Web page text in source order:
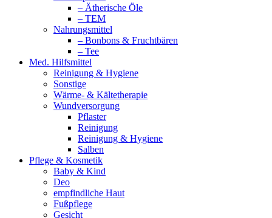
– Ätherische Öle
– TEM
Nahrungsmittel
– Bonbons & Fruchtbären
– Tee
Med. Hilfsmittel
Reinigung & Hygiene
Sonstige
Wärme- & Kältetherapie
Wundversorgung
Pflaster
Reinigung
Reinigung & Hygiene
Salben
Pflege & Kosmetik
Baby & Kind
Deo
empfindliche Haut
Fußpflege
Gesicht